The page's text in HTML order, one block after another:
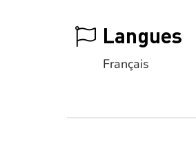
Langues
Français